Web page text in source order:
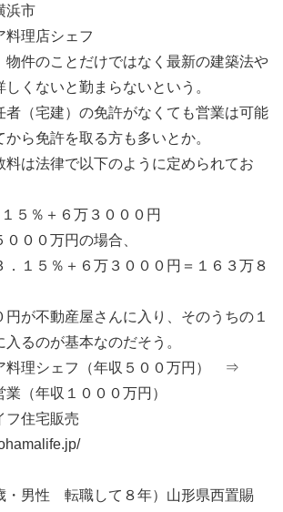
浜市
料理店シェフ
物件のことだけではなく最新の建築法や
くないと勤まらないという。
者（宅建）の免許がなくても営業は可能
ら免許を取る方も多いとか。
料は法律で以下のように定められてお
５％＋６万３０００円
００万円の場合、
．１５％＋６万３０００円＝１６３万８
円が不動産屋さんに入り、そのうちの１
るのが基本なのだそう。
料理シェフ（年収５００万円） ⇒
業（年収１０００万円）
住宅販売
・男性 転職して８年）山形県西置賜